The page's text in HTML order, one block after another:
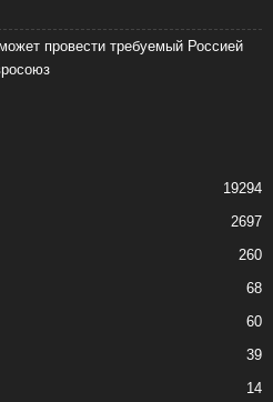
провести требуемый Россией
19294
2697
260
68
60
39
14